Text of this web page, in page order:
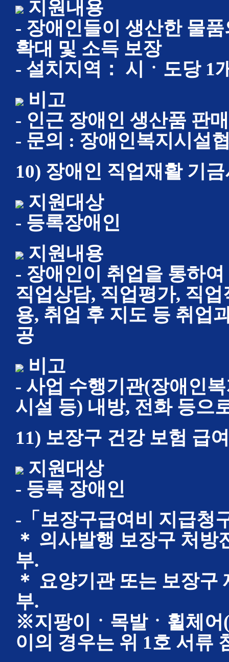
지원내용
- 장애인들이 생산한 물
확대 및 소득 보장
- 설치지역： 시ㆍ도당 1
비고
- 인근 장애인 생산품 판
- 문의 : 장애인복지시설
10) 장애인 직업재활 기
지원대상
- 등록장애인
지원내용
- 장애인이 취업을 통하
직업상담, 직업평가, 직
용, 취업 후 지도 등 취업
공
비고
- 사업 수행기관(장애인
시설 등) 내방, 전화 등으
11) 보장구 건강 보험 급
지원대상
- 등록 장애인
-「보장구급여비 지급청
＊ 의사발행 보장구 처방
부.
＊ 요양기관 또는 보장
부.
※지팡이ㆍ목발ㆍ휠체어
이의 경우는 위 1호 서류